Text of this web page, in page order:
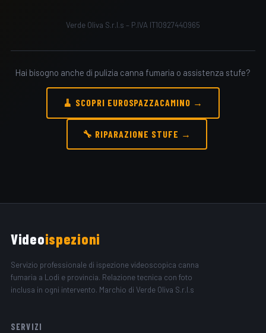
Verde Oliva S.r.l.s – P.IVA IT10927440965
Hai bisogno anche di pulizia canna fumaria o assistenza stufe?
🧹 SCOPRI EUROSPAZZACAMINO →
🔧 RIPARAZIONE STUFE →
Videoispezioni
Servizio professionale di ispezione videoscopica canna
fumaria a Lodi e provincia. Relazione tecnica con foto
inclusa in ogni intervento. Marchio di Verde Oliva S.r.l.s
SERVIZI